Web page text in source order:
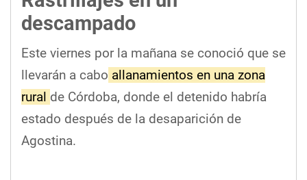
descampado
Este viernes por la mañana se conoció que se
llevarán a cabo allanamientos en una zona
rural de Córdoba, donde el detenido habría
estado después de la desaparición de
Agostina.